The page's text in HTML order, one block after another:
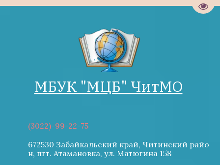
МБУК "М­­ЦБ" ЧитМО
(3022)-99-22-75
672530 Забайкальский край, Читинский райо
н, пгт. Атамановка, ул. Матюгина 158